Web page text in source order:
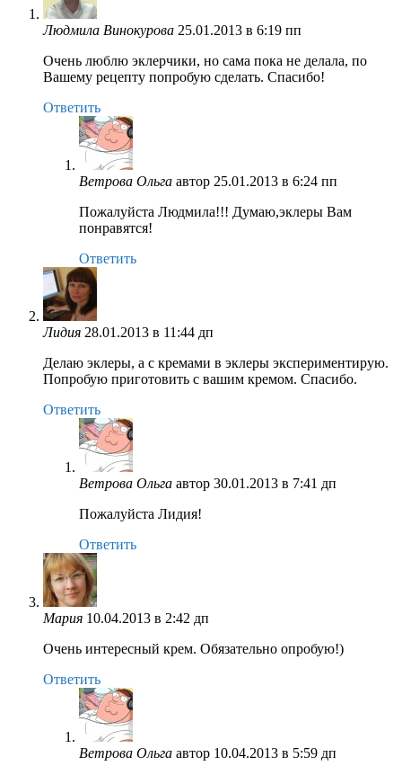
Людмила Винокурова 25.01.2013 в 6:19 пп
Очень люблю эклерчики, но сама пока не делала, по
Вашему рецепту попробую сделать. Спасибо!
Ответить
Ветрова Ольга автор 25.01.2013 в 6:24 пп
Пожалуйста Людмила!!! Думаю,эклеры Вам
понравятся!
Ответить
Лидия 28.01.2013 в 11:44 дп
Делаю эклеры, а с кремами в эклеры экспериментирую.
Попробую приготовить с вашим кремом. Спасибо.
Ответить
Ветрова Ольга автор 30.01.2013 в 7:41 дп
Пожалуйста Лидия!
Ответить
Мария 10.04.2013 в 2:42 дп
Очень интересный крем. Обязательно опробую!)
Ответить
Ветрова Ольга автор 10.04.2013 в 5:59 дп